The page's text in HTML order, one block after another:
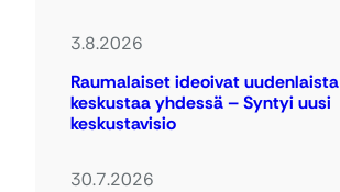
3.8.2026
Raumalaiset ideoivat uudenlaista
keskustaa yhdessä – Syntyi uusi
keskustavisio
30.7.2026